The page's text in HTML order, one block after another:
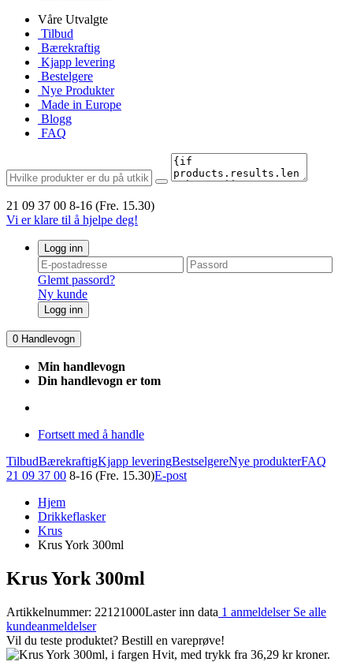
Våre Utvalgte
Tilbud
Bærekraftig
Kjapp levering
Bestelgere
Nye Produkter
Made in Europe
Blogg
FAQ
21 09 37 00 8-16 (Fre. 15.30)
Vi er klare til å hjelpe deg!
Logg inn
Glemt passord?
Ny kunde
Logg inn
0 Handlevogn
Min handlevogn
Din handlevogn er tom
Fortsett med å handle
TilbudBærekraftigKjapp leveringBestselgereNye produkterFAQ
21 09 37 00 8-16 (Fre. 15.30)E-post
Hjem
Drikkeflasker
Krus
Krus York 300ml
Krus York 300ml
Artikkelnummer: 22121000Laster inn data 1 anmeldelser Se alle
kundeanmeldelser
Vil du teste produktet? Bestill en vareprøve!